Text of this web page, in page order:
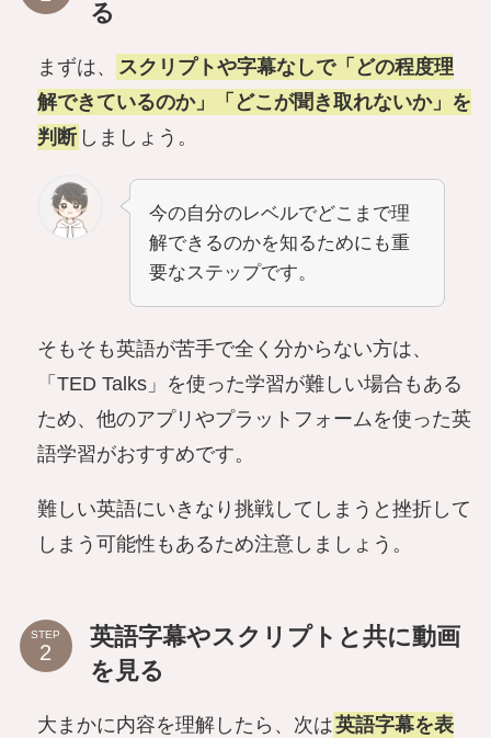
る
まずは、
スクリプトや字幕なしで「どの程度理
解できているのか」「どこが聞き取れないか」を
判断 しましょう。
今の自分のレベルでどこまで理
解できるのかを知るためにも重
要なステップです。
そもそも英語が苦手で全く分からない方は、
「TED Talks」を使った学習が難しい場合もある
ため、他のアプリやプラットフォームを使った英
語学習がおすすめです。
難しい英語にいきなり挑戦してしまうと挫折して
しまう可能性もあるため注意しましょう。
STEP
英語字幕やスクリプトと共に動画
を見る
大まかに内容を理解したら、次は英語字幕を表